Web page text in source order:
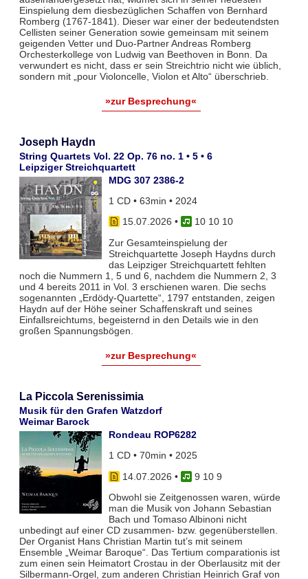
Einspielung dem diesbezüglichen Schaffen von Bernhard
Romberg (1767-1841). Dieser war einer der bedeutendsten
Cellisten seiner Generation sowie gemeinsam mit seinem
geigenden Vetter und Duo-Partner Andreas Romberg
Orchesterkollege von Ludwig van Beethoven in Bonn. Da
verwundert es nicht, dass er sein Streichtrio nicht wie üblich,
sondern mit „pour Violoncelle, Violon et Alto“ überschrieb.
»zur Besprechung«
Joseph Haydn
String Quartets Vol. 22 Op. 76 no. 1 • 5 • 6
Leipziger Streichquartett
MDG 307 2386-2
1 CD • 63min • 2024
15.07.2026 •
10 10 10
Zur Gesamteinspielung der
Streichquartette Joseph Haydns durch
das Leipziger Streichquartett fehlten
noch die Nummern 1, 5 und 6, nachdem die Nummern 2, 3
und 4 bereits 2011 in Vol. 3 erschienen waren. Die sechs
sogenannten „Erdödy-Quartette“, 1797 entstanden, zeigen
Haydn auf der Höhe seiner Schaffenskraft und seines
Einfallsreichtums, begeisternd in den Details wie in den
großen Spannungsbögen.
»zur Besprechung«
La Piccola Serenissimia
Musik für den Grafen Watzdorf
Weimar Barock
Rondeau ROP6282
1 CD • 70min • 2025
14.07.2026 •
9 10 9
Obwohl sie Zeitgenossen waren, würde
man die Musik von Johann Sebastian
Bach und Tomaso Albinoni nicht
unbedingt auf einer CD zusammen- bzw. gegenüberstellen.
Der Organist Hans Christian Martin tut’s mit seinem
Ensemble „Weimar Baroque“. Das Tertium comparationis ist
zum einen sein Heimatort Crostau in der Oberlausitz mit der
Silbermann-Orgel, zum anderen Christian Heinrich Graf von